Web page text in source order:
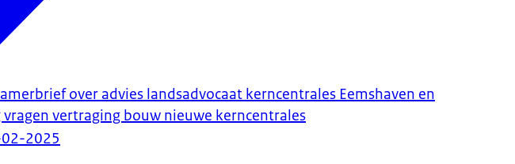
over advies landsadvocaat kerncentrales Eemshaven en
vertraging bouw nieuwe kerncentrales
2025